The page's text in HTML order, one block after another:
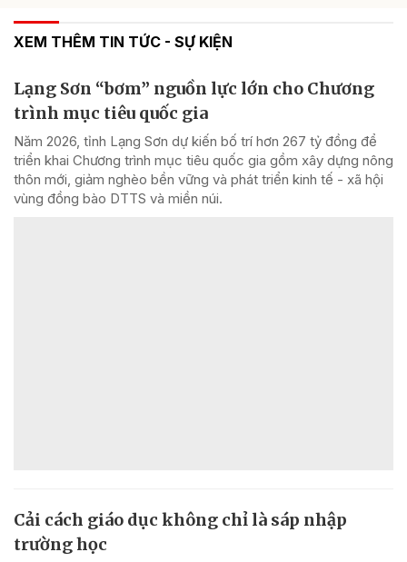
XEM THÊM TIN TỨC - SỰ KIỆN
Lạng Sơn “bơm” nguồn lực lớn cho Chương
trình mục tiêu quốc gia
Năm 2026, tỉnh Lạng Sơn dự kiến bố trí hơn 267 tỷ đồng để
triển khai Chương trình mục tiêu quốc gia gồm xây dựng nông
thôn mới, giảm nghèo bền vững và phát triển kinh tế - xã hội
vùng đồng bào DTTS và miền núi.
Cải cách giáo dục không chỉ là sáp nhập
trường học